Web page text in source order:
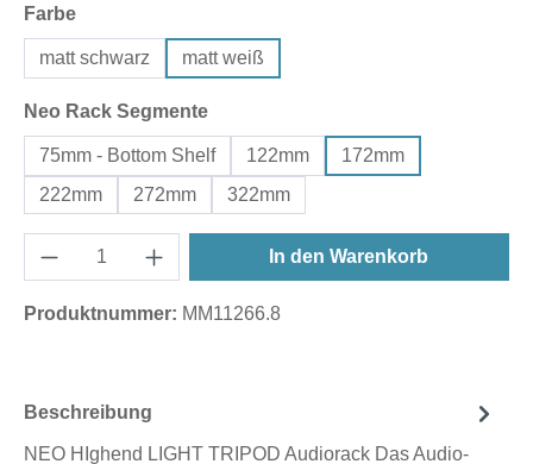
Farbeauswählen
matt schwarz matt weiß
Neo Rack Segmenteauswählen
75mm - Bottom Shelf 122mm
172mm
222mm
272mm 322mm
In den Warenkorb
Produktnummer: MM11266.8
Beschreibung
NEO HIghend LIGHT TRIPOD Audiorack Das Audio-